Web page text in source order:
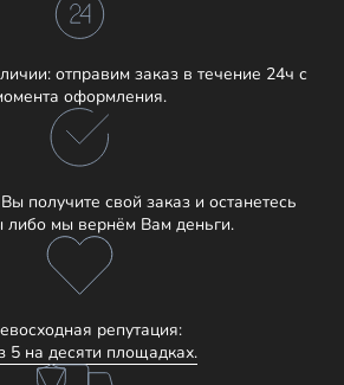
отправим заказ в течение 24ч с
оформления.
получите свой заказ и останетесь
либо мы вернём Вам деньги.
репутация:
5 на десяти площадках.